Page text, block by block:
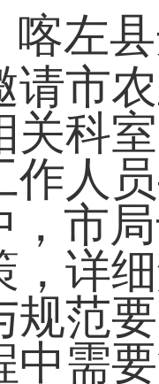
喀左
请市
关科
作人
，市
，详
规范
中需